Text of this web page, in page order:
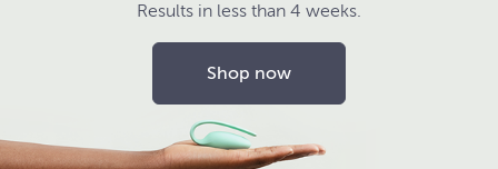
Results in less than 4 weeks.
Shop now